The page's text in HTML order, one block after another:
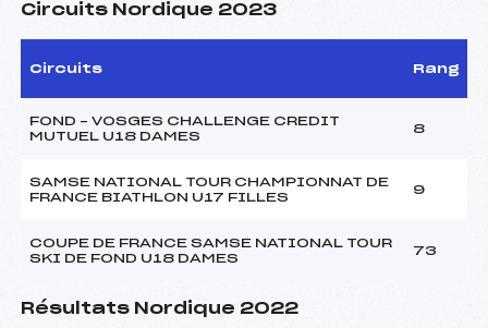
Circuits Nordique 2023
Circuits Rang
FOND – VOSGES CHALLENGE CREDIT
MUTUEL U18 DAMES
8
SAMSE NATIONAL TOUR CHAMPIONNAT DE
FRANCE BIATHLON U17 FILLES
9
COUPE DE FRANCE SAMSE NATIONAL TOUR
SKI DE FOND U18 DAMES
73
Résultats Nordique 2022